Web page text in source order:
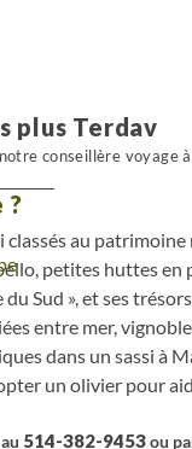
?
du "talon de la
culture, plage et
plus Terdav
conseillère voyage
classés au
petites huttes en
du Sud », et ses
entre mer,
dans un sassi à
un olivier pour
514-382-9453ou